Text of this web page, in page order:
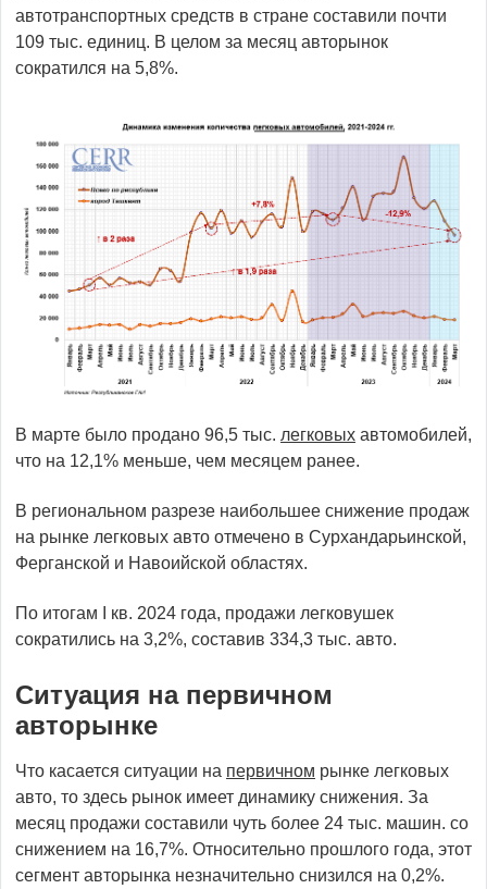
автотранспортных средств в стране составили почти
109 тыс. единиц. В целом за месяц авторынок
сократился на 5,8%.
В марте было продано 96,5 тыс. легковых автомобилей,
что на 12,1% меньше, чем месяцем ранее.
В региональном разрезе наибольшее снижение продаж
на рынке легковых авто отмечено в Сурхандарьинской,
Ферганской и Навоийской областях.
По итогам I кв. 2024 года, продажи легковушек
сократились на 3,2%, составив 334,3 тыс. авто.
Ситуация на первичном
авторынке
Что касается ситуации на первичном рынке легковых
авто, то здесь рынок имеет динамику снижения. За
месяц продажи составили чуть более 24 тыс. машин. со
снижением на 16,7%. Относительно прошлого года, этот
сегмент авторынка незначительно снизился на 0,2%.